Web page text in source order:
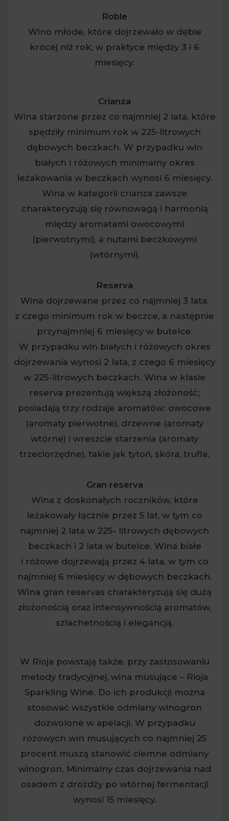
Roble
Wino młode, które dojrzewało w dębie
krócej niż rok; w praktyce między 3 i 6
miesięcy.
Crianza
Wina starzone przez co najmniej 2 lata, które
spędziły minimum rok w 225-litrowych
dębowych beczkach. W przypadku win
białych i różowych minimalny okres
leżakowania w beczkach wynosi 6 miesięcy.
Wina w kategorii crianza zawsze
charakteryzują się równowagą i harmonią
między aromatami owocowymi
(pierwotnymi), a nutami beczkowymi
(wtórnymi).
Reserva
Wina dojrzewane przez co najmniej 3 lata,
z czego minimum rok w beczce, a następnie
przynajmniej 6 miesięcy w butelce.
W przypadku win białych i różowych okres
dojrzewania wynosi 2 lata, z czego 6 miesięcy
w 225-litrowych beczkach. Wina w klasie
reserva prezentują większą złożoność;
posiadają trzy rodzaje aromatów: owocowe
(aromaty pierwotne), drzewne (aromaty
wtórne) i wreszcie starzenia (aromaty
trzeciorzędne), takie jak tytoń, skóra, trufla.
Gran reserva
Wina z doskonałych roczników, które
leżakowały łącznie przez 5 lat, w tym co
najmniej 2 lata w 225- litrowych dębowych
beczkach i 2 lata w butelce. Wina białe
i różowe dojrzewają przez 4 lata, w tym co
najmniej 6 miesięcy w dębowych beczkach.
Wina gran reservas charakteryzują się dużą
złożonością oraz intensywnością aromatów,
szlachetnością i elegancją.
W Rioja powstają także, przy zastosowaniu
metody tradycyjnej, wina musujące – Rioja
Sparkling Wine. Do ich produkcji można
stosować wszystkie odmiany winogron
dozwolone w apelacji. W przypadku
różowych win musujących co najmniej 25
procent muszą stanowić ciemne odmiany
winogron. Minimalny czas dojrzewania nad
osadem z drożdży po wtórnej fermentacji
wynosi 15 miesięcy.